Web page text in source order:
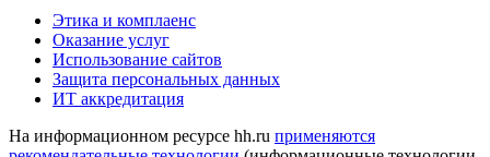
Этика и комплаенс
Оказание услуг
Использование сайтов
Защита персональных данных
ИТ аккредитация
На информационном ресурсе hh.ru применяются